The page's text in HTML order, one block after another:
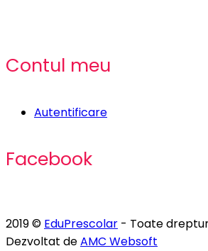
Contul meu
Autentificare
Facebook
2019 © EduPrescolar - Toate
Dezvoltat deAMC Websoft